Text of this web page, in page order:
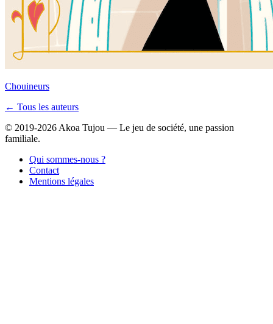
Chouineurs
← Tous les auteurs
© 2019-2026 Akoa Tujou — Le jeu de société, une passion
familiale.
Qui sommes-nous ?
Contact
Mentions légales